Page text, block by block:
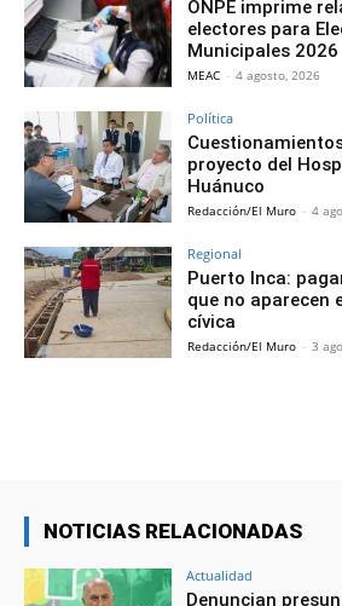
ONPE imprime
electores para
Municipales 2026
MEAC - 4 agosto, 2026
Política
proyecto del
Huánuco
Redacción/El Muro - 4
Regional
Puerto Inca:
que no aparecen
cívica
Redacción/El Muro - 3
NOTICIAS RELACIONADAS
Actualidad
Denuncian